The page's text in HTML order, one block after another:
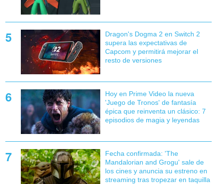
Dragon's Dogma 2 en Switch 2
supera las expectativas de
Capcom y permitirá mejorar el
resto de versiones
Hoy en Prime Video la nueva
'Juego de Tronos' de fantasía
épica que reinventa un clásico: 7
episodios de magia y leyendas
Fecha confirmada: 'The
Mandalorian and Grogu' sale de
los cines y anuncia su estreno en
streaming tras tropezar en taquilla